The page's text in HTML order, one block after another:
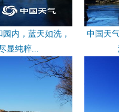
内，蓝天如洗，
显纯粹...
中国天